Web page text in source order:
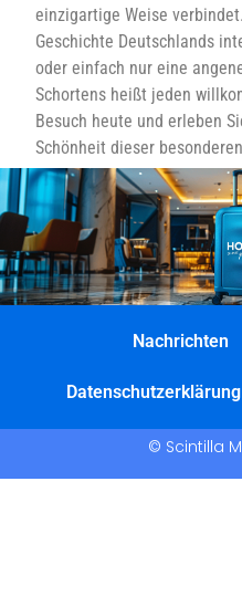
einzigartige Weise
Geschichte Deutschlands
oder einfach nur eine
Schortens heißt jeden
Besuch heute und erleben
Schönheit dieser
Nachrichten
Datenschutzerklärung
© Scintilla